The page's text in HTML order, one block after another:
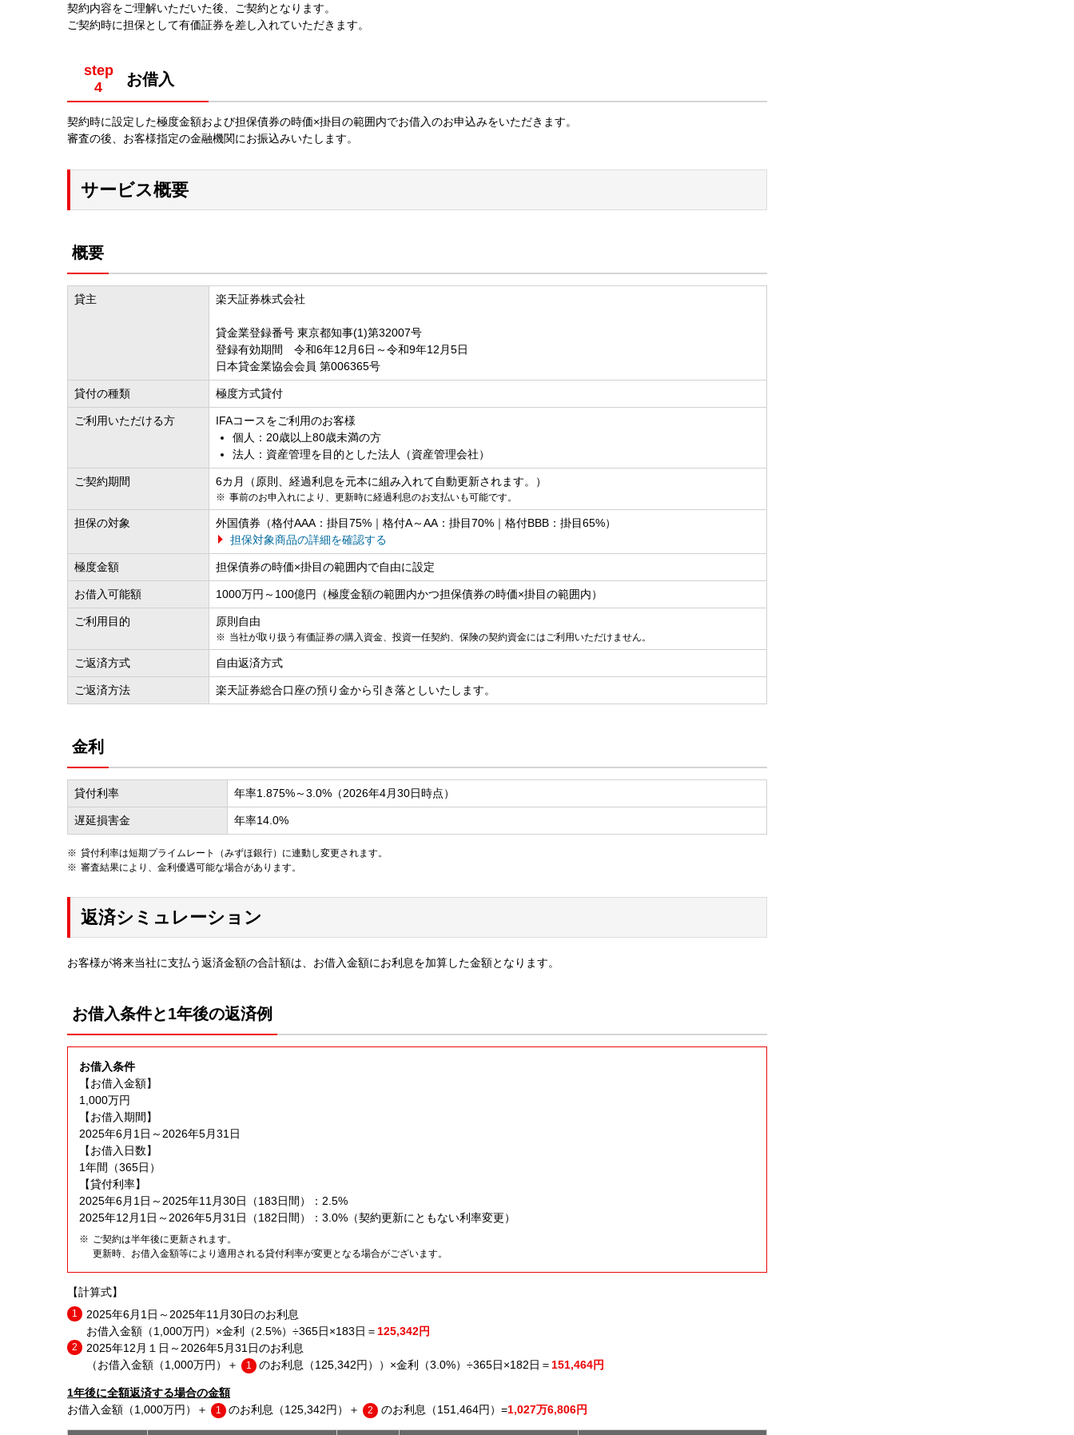
契約内容をご理解いただいた後、ご契約となります。
ご契約時に担保として有価証券を差し入れていただきます。
step お借入
契約時に設定した極度金額および担保債券の時価×掛目の範囲内でお借入のお申込みをいただきます。
審査の後、お客様指定の金融機関にお振込みいたします。
サービス概要
概要
貸主 楽天証券株式会社
貸金業登録番号 東京都知事(1)第32007号
登録有効期間 令和6年12月6日～令和9年12月5日
日本貸金業協会会員 第006365号
貸付の種類 極度方式貸付
ご利用いただける方
IFAコースをご利用のお客様
個人：20歳以上80歳未満の方
法人：資産管理を目的とした法人（資産管理会社）
ご契約期間 6カ月（原則、経過利息を元本に組み入れて自動更新されます。）
事前のお申入れにより、更新時に経過利息のお支払いも可能です。
担保の対象
外国債券（格付AAA：掛目75%｜格付A～AA：掛目70%｜格付BBB：掛目65%）
担保対象商品の詳細を確認する
極度金額 担保債券の時価×掛目の範囲内で自由に設定
お借入可能額 1000万円～100億円（極度金額の範囲内かつ担保債券の時価×掛目の範囲内）
ご利用目的 原則自由
当社が取り扱う有価証券の購入資金、投資一任契約、保険の契約資金にはご利用いただけません。
ご返済方式 自由返済方式
ご返済方法 楽天証券総合口座の預り金から引き落としいたします。
金利
貸付利率 年率1.875%～3.0%（2026年4月30日時点）
遅延損害金 年率14.0%
貸付利率は短期プライムレート（みずほ銀行）に連動し変更されます。
審査結果により、金利優遇可能な場合があります。
返済シミュレーション
お客様が将来当社に支払う返済金額の合計額は、お借入金額にお利息を加算した金額となります。
お借入条件と1年後の返済例
お借入条件
【お借入金額】
1,000万円
【お借入期間】
2025年6月1日～2026年5月31日
【お借入日数】
1年間（365日）
【貸付利率】
2025年6月1日～2025年11月30日（183日間）：2.5%
2025年12月1日～2026年5月31日（182日間）：3.0%（契約更新にともない利率変更）
ご契約は半年後に更新されます。
更新時、お借入金額等により適用される貸付利率が変更となる場合がございます。
【計算式】
2025年6月1日～2025年11月30日のお利息
お借入金額（1,000万円）×金利（2.5%）÷365日×183日＝ 125,342円
2025年12月１日～2026年5月31日のお利息
（お借入金額（1,000万円）＋
1 のお利息（125,342円））×金利（3.0%）÷365日×182日＝ 151,464円
1年後に全額返済する場合の金額
お借入金額（1,000万円）＋
1 のお利息（125,342円）＋ 2 のお利息（151,464円）=1,027万6,806円